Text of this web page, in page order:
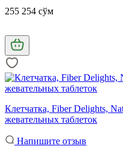
255 254 сўм
Клетчатка, Fiber Delights,
жевательных таблеток
Напишите отзыв